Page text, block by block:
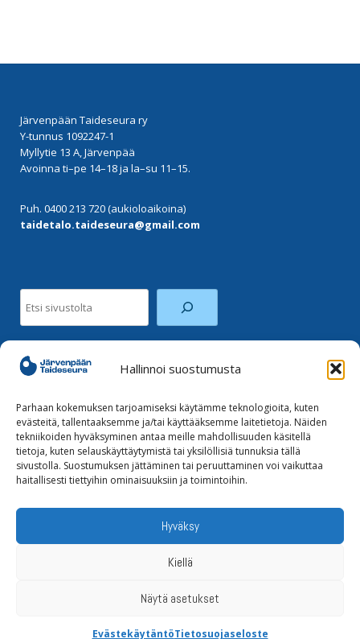
Hallinnoi suostumusta
Parhaan kokemuksen tarjoamiseksi käytämme teknologioita, kuten
evästeitä, tallentaaksemme ja/tai käyttääksemme laitetietoja. Näiden
tekniikoiden hyväksyminen antaa meille mahdollisuuden käsitellä
tietoja, kuten selauskäyttäytymistä tai yksilöllisiä tunnuksia tällä
sivustolla. Suostumuksen jättäminen tai peruuttaminen voi vaikuttaa
haitallisesti tiettyihin ominaisuuksiin ja toimintoihin.
Hyväksy
Kiellä
Näytä asetukset
EvästekäytäntöTietosuojaseloste
Järvenpään Taideseura ry
Y-tunnus 1092247-1
Myllytie 13 A, Järvenpää
Avoinna ti–pe 14–18 ja la–su 11–15.
Puh. 0400 213 720 (aukioloaikoina)
taidetalo.taideseura@gmail.com
Instagram
Tilaa uutiskirje
Tietoja evästeistä
AJANKOHTAISTA
TILAA UUTISKIRJE